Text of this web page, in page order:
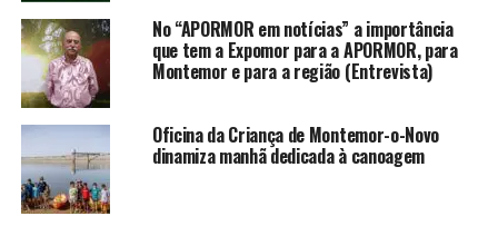
No “APORMOR em notícias” a importância
que tem a Expomor para a APORMOR, para
Montemor e para a região (Entrevista)
Oficina da Criança de Montemor-o-Novo
dinamiza manhã dedicada à canoagem